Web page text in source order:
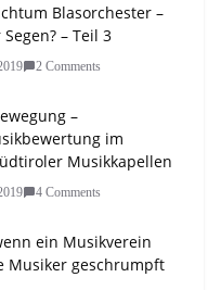
Blasorchester –
– Teil 3
2 Comments
–
im
Musikkapellen
4 Comments
ein Musikverein
Musiker geschrumpft